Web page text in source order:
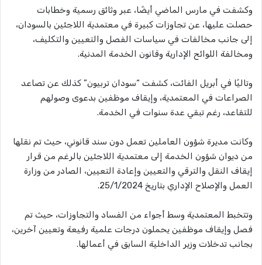
وكشفت في مارس الماضي أيضًا، عبر وثائق رسمية وخطابات
حصلت عليها، عن تجاوزات كبيرة في معتمدية اللاجئين بالسودان،
إلى جانب مخالفات في سياسات الفصل والتعيين والتكليف،
ومخالفة اللوائح الإدارية وقانون الخدمة المدنية.
وتاليًا في أبريل الفائت، كشفت “سودان تربيون” كذلك عن تصاعد
الصراعات في المعتمدية، وإيقاف موظفين بدعوى وصولهم
للتقاعد، رغم تبقي عدة سنوات في الخدمة.
وكانت مديرة شؤون العاملين تعمل دون سند قانوني، حيث تم نقلها
من ديوان شؤون الخدمة إلى معتمدية اللاجئين بالرغم من قرار
إيقاف النقل والترقي والتعيين وإعادة التعيين، الصادر من وزارة
العمل والإصلاح الإداري بتاريخ 25/1/2024.
وتتخبط المعتمدية وسط أجواء من الفساد والتجاوزات، حيث تم
فصل وإيقاف موظفين يحملون درجات علمية رفيعة وتعيين آخرين،
بجانب تدخلات وزير الداخلية السابق في أعمالها.